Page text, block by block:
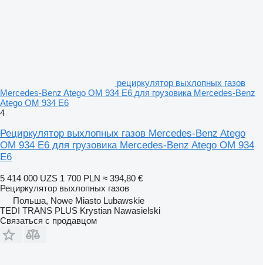
рециркулятор выхлопных газов
Mercedes-Benz Atego OM 934 E6 для грузовика Mercedes-Benz
Atego OM 934 E6
4
Рециркулятор выхлопных газов Mercedes-Benz Atego
OM 934 E6 для грузовика Mercedes-Benz Atego OM 934
E6
5 414 000 UZS 1 700 PLN ≈ 394,80 €
Рециркулятор выхлопных газов
Польша, Nowe Miasto Lubawskie
TEDI TRANS PLUS Krystian Nawasielski
Связаться с продавцом